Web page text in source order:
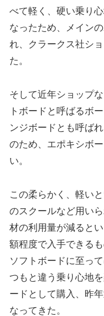
べて軽く、硬い乗り
なったため、メイン
れ、クラークス社シ
た。
そして近年ショップ
トボードと呼ばるボ
ンジボードとも呼ば
のため、エポキシボ
い。
この柔らかく、軽い
のスクールなど用い
材の利用量が減ると
額程度で入手できる
ソフトボードに至っ
つもと違う乗り心地
ードとして購入、昨
なってきた。